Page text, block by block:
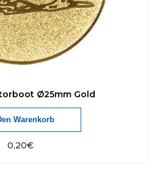
Ø25mm Gold
0,20€
Warenkorb